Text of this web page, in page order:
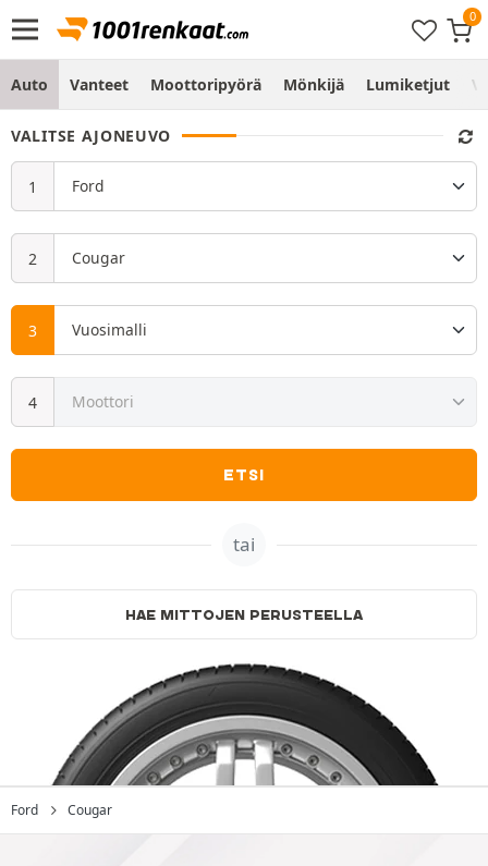
Auto Vanteet Moottoripyörä Mönkijä Lumiketjut
VALITSE AJONEUVO
ETSI
tai
HAE MITTOJEN PERUSTEELLA
Ford Cougar